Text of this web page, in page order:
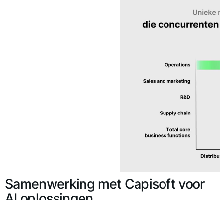
Samenwerking met Capisoft voor